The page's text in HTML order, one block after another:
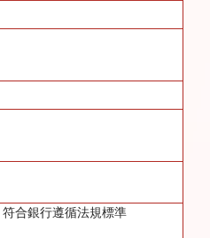
合銀行遵循法規標準